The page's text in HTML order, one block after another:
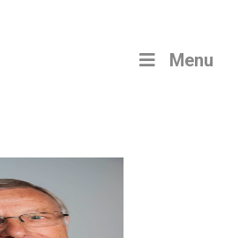
Menu